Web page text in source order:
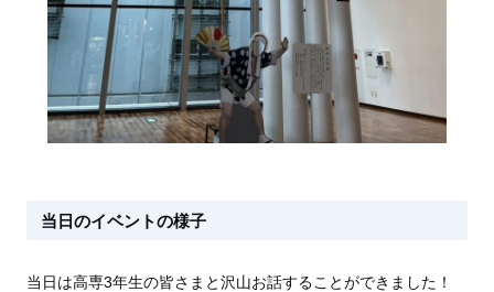
当日のイベントの様子
当日は高専3年生の皆さまと沢山お話することができました！